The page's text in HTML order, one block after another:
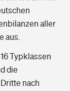
aller
aus.
Typklassen
die
nach